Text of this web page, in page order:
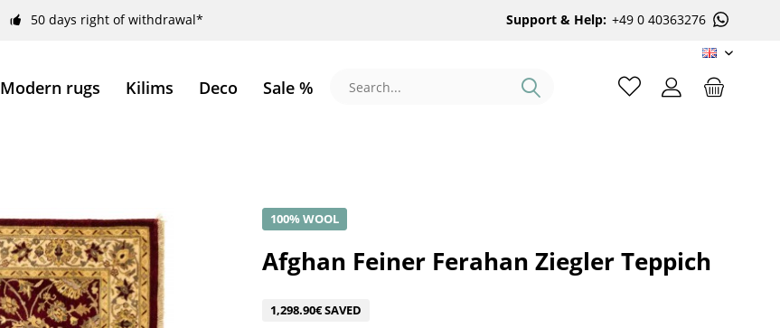
50 days right of withdrawal* Support & Help: +49 0 40363276
EN
Modern rugs Kilims Deco Sale %
100% WOOL
Afghan Feiner Ferahan Ziegler Teppich
1,298.90€ SAVED